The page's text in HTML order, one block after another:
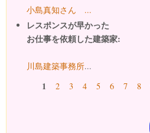
小島真知さん ...
レスポンスが早かった
お仕事を依頼した建築家:
川島建築事務所...
ページ1 2 3 4 5 6 7 8